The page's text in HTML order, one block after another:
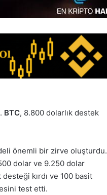
BTC, 8.800 dolarlık destek
önemli bir zirve oluşturdu.
dolar ve 9.250 dolar
desteği kırdı ve 100 basit
test etti.